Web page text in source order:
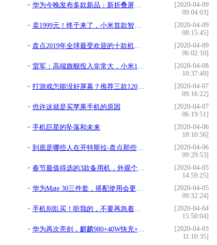
华为今晚发布多款新品：新折叠屏手机将亮相 或仍售16999元
[2020-04-09
09:04:03]
卖1999元！终于来了，小米首款智能洗碗机
[2020-04-09
08:15:45]
盘点2019年全球最受欢迎的十款机型，华为无缘，小米上榜
[2020-04-09
06:02:10]
雷军：高端旗舰投入非常大，小米10卖3999元是真的交朋友
[2020-04-08
10:37:49]
打游戏怎能没好屏幕？推荐三款120HZ刷新率屏幕手机，1999元起
[2020-04-07
09:16:22]
也许这就是买苹果手机的原因
[2020-04-07
06:19:51]
手机巨星的坠落和未来
[2020-04-06
18:10:56]
到底是哪些人在开特斯拉-盘点那些高颜值的特斯拉客户（一）
[2020-04-06
09:29:53]
春节最值得选的3款备用机，外观个性不拘一格
[2020-04-05
14:59:25]
华为Mate 30三件套，搭配使用会更好？华为三件套实际体验
[2020-04-05
09:32:24]
手机别乱买！听我的，不要再急着买5G了
[2020-04-04
15:50:04]
华为再次亮剑，麒麟980+40W快充+128GB跌至“荣耀价”，还香吗？
[2020-04-03
11:10:35]